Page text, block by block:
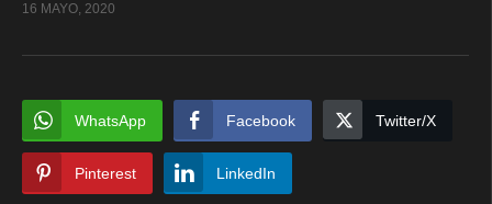
16 MAYO, 2020
WhatsApp Facebook Twitter/X
Pinterest LinkedIn